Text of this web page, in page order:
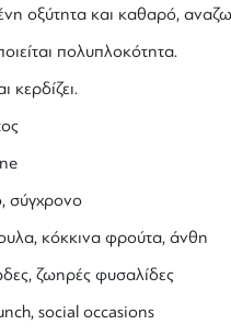
οξύτητα και καθαρό,
πολυπλοκότητα.
κερδίζει.
σύγχρονο
κόκκινα φρούτα, άνθη
ζωηρές φυσαλίδες
social occasions